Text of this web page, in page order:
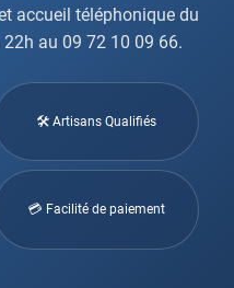
accueil téléphonique du
au 09 72 10 09 66.
🛠 Artisans Qualifiés
💳 Facilité de paiement